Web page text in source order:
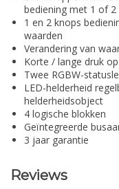
bediening met 1 of 2
1 en 2 knops
waarden
Verandering van
Korte / lange druk
Twee RGBW-
LED-helderheid
helderheidsobject
4 logische blokken
Geïntegreerde
3 jaar garantie
Reviews